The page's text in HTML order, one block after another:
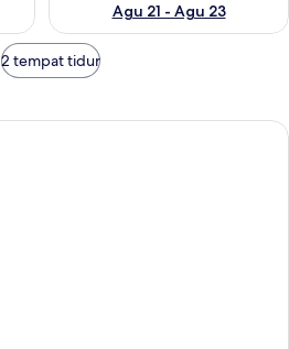
Agu 21 - Agu 23
2 tempat tidur
Kamar Double Standar | Ruang